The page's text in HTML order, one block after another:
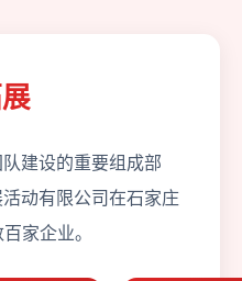
建设的重要组成部
动有限公司在石家庄
家企业。